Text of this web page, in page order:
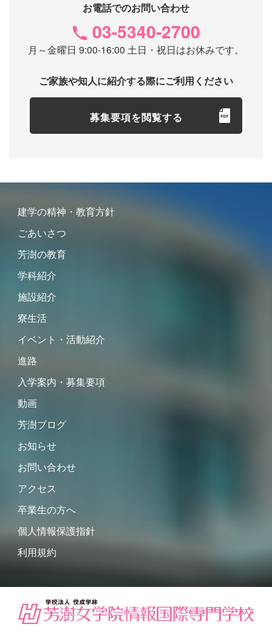
お電話でのお問い合わせ
03-5340-2700
月～金曜日 9:00-16:00 土日・祝日はお休みです。
ご家族や知人に紹介する際にご利用ください
募集要項を閲覧する
建学の精神・教育方針
ごあいさつ
芳澍の教育
学科紹介
施設紹介
寮生活
イベント・活動紹介
進路
入学案内・募集要項
動画
芳澍ブログ
お知らせ
お問い合わせ
アクセス
卒業生の方へ
個人情報保護指針
利用規約